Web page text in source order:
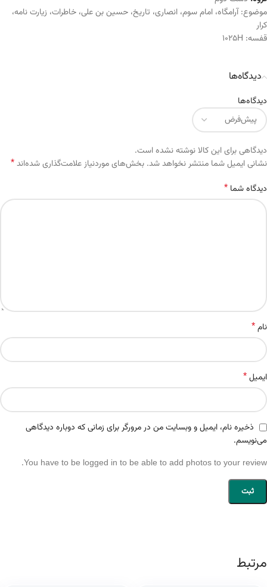
موضوع:آرامگاه، امام سوم، انصاری، تاریخ، حسین بن علی، خاطرات، زیارت نامه،
کرار
قفسه: 1025H
دیدگاه‌ها
دیدگاه‌ها
دیدگاهی برای این کالا نوشته نشده است.
نشانی ایمیل شما منتشر نخواهد شد. بخش‌های موردنیاز علامت‌گذاری شده‌اند*
دیدگاه شما *
نام*
ایمیل*
ذخیره نام، ایمیل و وبسایت من در مرورگر برای زمانی که دوباره دیدگاهی
می‌نویسم.
You have to be logged in to be able to add photos to your review.
Alternative:
مرتبط